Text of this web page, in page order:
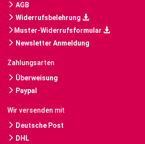
AGB
Widerrufsbelehrung
Muster-Widerrufsformular
Newsletter Anmeldung
Zahlungsarten
Überweisung
Paypal
Wir versenden mit
Deutsche Post
DHL